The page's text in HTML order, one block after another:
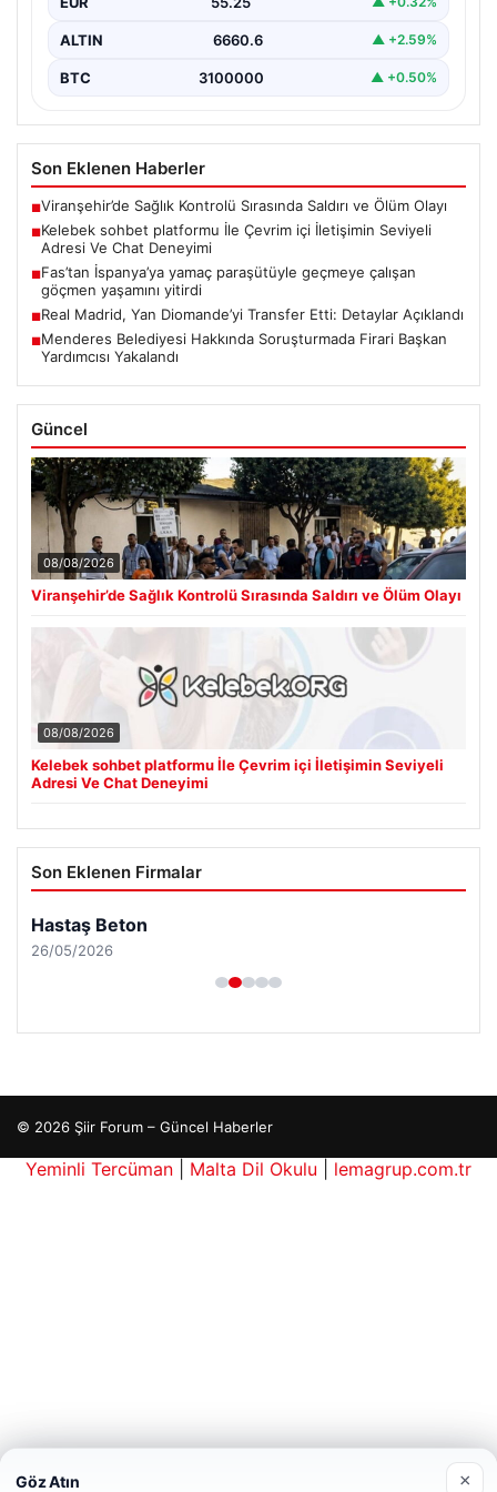
ALTIN 6660.6 ▲ +2.59%
BTC 3100000 ▲ +0.50%
Son Eklenen Haberler
■Viranşehir’de Sağlık Kontrolü Sırasında Saldırı ve Ölüm Olayı
■Kelebek sohbet platformu İle Çevrim içi İletişimin Seviyeli
Adresi Ve Chat Deneyimi
■Fas’tan İspanya’ya yamaç paraşütüyle geçmeye çalışan
göçmen yaşamını yitirdi
■Real Madrid, Yan Diomande’yi Transfer Etti: Detaylar Açıklandı
■Menderes Belediyesi Hakkında Soruşturmada Firari Başkan
Yardımcısı Yakalandı
Güncel
08/08/2026
Viranşehir’de Sağlık Kontrolü Sırasında Saldırı ve Ölüm Olayı
08/08/2026
Kelebek sohbet platformu İle Çevrim içi İletişimin Seviyeli
Adresi Ve Chat Deneyimi
Son Eklenen Firmalar
Hastaş Beton
26/05/2026
© 2026 Şiir Forum – Güncel Haberler
Göz Atın ×
Yeminli Tercüman Malta Dil Okulu
lemagrup.com.tr